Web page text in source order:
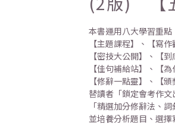
本書運用八大學習重點
【主題課程】、【寫
【密技大公開】、【
【佳句補給站】、【
【修辭一點靈】、【
替讀者「鎖定會考作
「精選加分修辭法、
並培養分析題目、選